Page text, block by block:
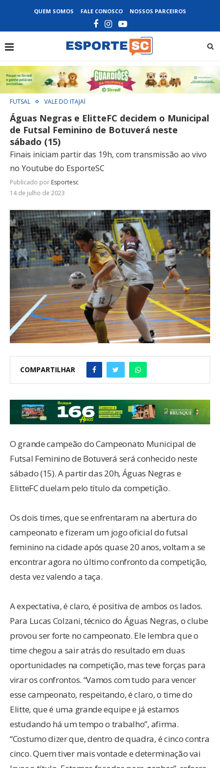
QUEM SOMOS FALE CONOSCO NOSSOS PARCEIROS
FUTSAL VALE DO ITAJAÍ
Águas Negras e ElitteFC decidem o Municipal
de Futsal Feminino de Botuverá neste
sábado (15)
Finais iniciam partir das 19h, com transmissão ao vivo
no Youtube do EsporteSC
Publicado por Esportesc
14 de julho de 2023
COMPARTILHAR
O grande campeão do Campeonato Municipal de
Futsal Feminino de Botuverá será conhecido neste
sábado (15). A partir das 20h, Águas Negras e
ElitteFC duelam pelo título da competição.
Os dois times, que se enfrentaram na abertura do
campeonato e fizeram um jogo oficial do futsal
feminino na cidade após quase 20 anos, voltam a se
encontrar agora no último confronto da competição,
desta vez valendo a taça.
A expectativa, é claro, é positiva de ambos os lados.
Para Lucas Colzani, técnico do Águas Negras, o clube
provou ser forte no campeonato. Ele lembra que o
time chegou a sair atrás do resultado em duas
oportunidades na competição, mas teve forças para
virar os confrontos. “Vamos com tudo para vencer
esse campeonato, respeitando, é claro, o time do
Elitte, que é uma grande equipe e já estamos
estudando há um tempo o trabalho”, afirma.
“Costumo dizer que, dentro de quadra, é cinco contra
cinco. Quem tiver mais vontade e determinação vai